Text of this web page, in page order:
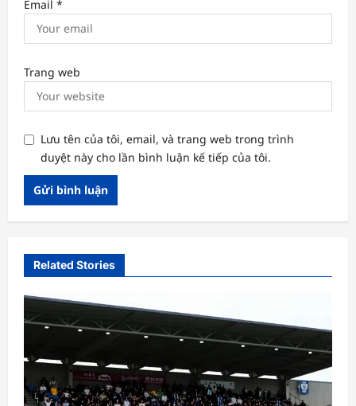
Email *
Trang web
Lưu tên của tôi, email, và trang web trong trình
duyệt này cho lần bình luận kế tiếp của tôi.
Related Stories